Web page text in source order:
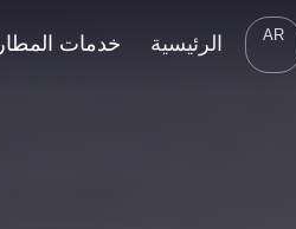
AR الرئيسية خدمات المطار